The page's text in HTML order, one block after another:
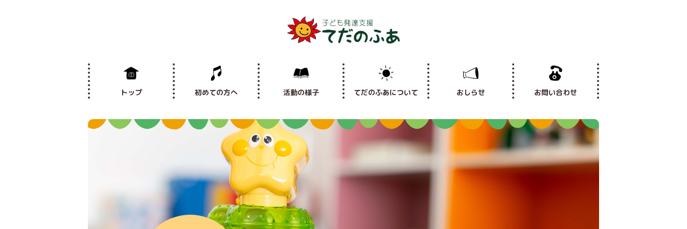
トップ 初めての方へ 活動の様子 てだのふあについて おしらせ お問い合わせ